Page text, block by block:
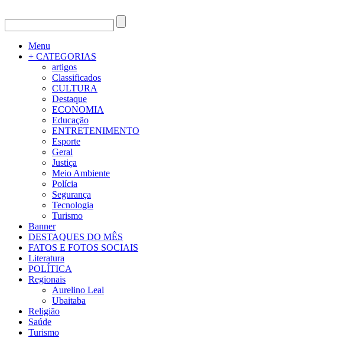
Menu
+ CATEGORIAS
artigos
Classificados
CULTURA
Destaque
ECONOMIA
Educação
ENTRETENIMENTO
Esporte
Geral
Justiça
Meio Ambiente
Polícia
Segurança
Tecnologia
Turismo
Banner
DESTAQUES DO MÊS
FATOS E FOTOS SOCIAIS
Literatura
POLÍTICA
Regionais
Aurelino Leal
Ubaitaba
Religião
Saúde
Turismo